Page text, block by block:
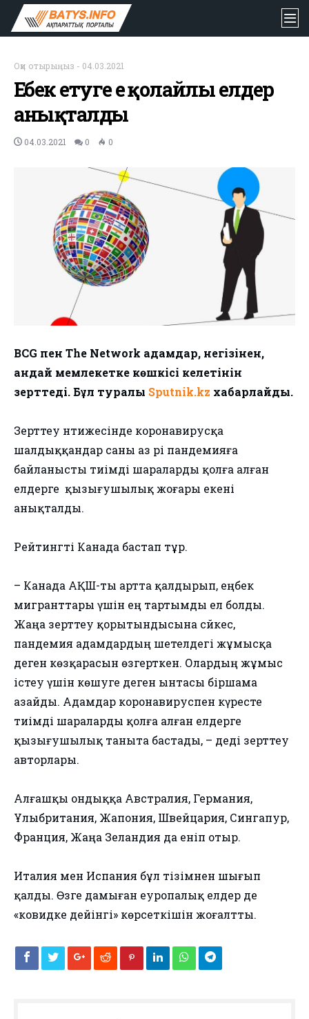
Оқи отырыңыз - 04.03.2021
Еңбек етуге ең қолайлы елдер
анықталды
04.03.2021 0 0
BCG пен The Network адамдар, негізінен,
қандай мемлекетке көшкісі келетінін
зерттеді. Бұл туралы Sputnik.kz хабарлайды.
Зерттеу нәтижесінде коронавирусқа
шалдыққандар саны аз әрі пандемияға
байланысты тиімді шараларды қолға алған
елдерге қызығушылық жоғары екені
анықталды.
Рейтингті Канада бастап тұр.
– Канада АҚШ-ты артта қалдырып, еңбек
мигранттары үшін ең тартымды ел болды.
Жаңа зерттеу қорытындысына сәйкес,
пандемия адамдардың шетелдегі жұмысқа
деген көзқарасын өзгерткен. Олардың жұмыс
істеу үшін көшуге деген ынтасы біршама
азайды. Адамдар коронавируспен күресте
тиімді шараларды қолға алған елдерге
қызығушылық таныта бастады, – деді зерттеу
авторлары.
Алғашқы ондыққа Австралия, Германия,
Ұлыбритания, Жапония, Швейцария, Сингапур,
Франция, Жаңа Зеландия да еніп отыр.
Италия мен Испания бұл тізімнен шығып
қалды. Өзге дамыған еуропалық елдер де
«ковидке дейінгі» көрсеткішін жоғалтты.